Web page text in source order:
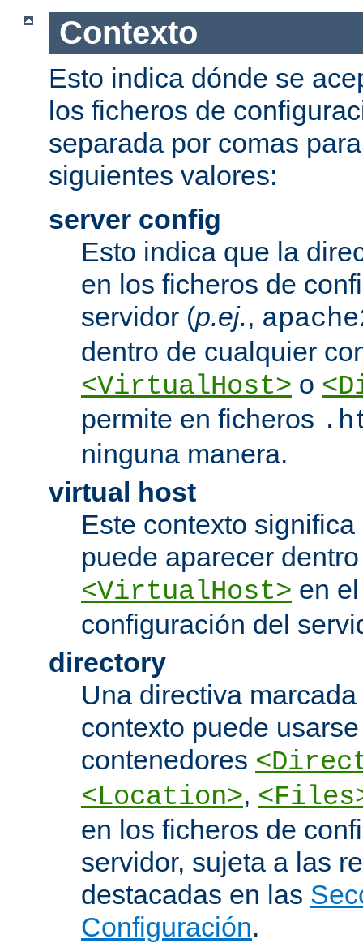
Contexto
Esto indica dónde se
los ficheros de
separada por comas
siguientes valores:
server config
Esto indica que la
en los ficheros de
servidor (p.ej.,
dentro de cualquier
<VirtualHost> o
permite en ficheros
ninguna manera.
virtual host
Este contexto
puede aparecer
<VirtualHost> en
configuración del
directory
Una directiva
contexto puede
contenedores
<Location>,
en los ficheros de
servidor, sujeta a las
destacadas en las
Configuración.